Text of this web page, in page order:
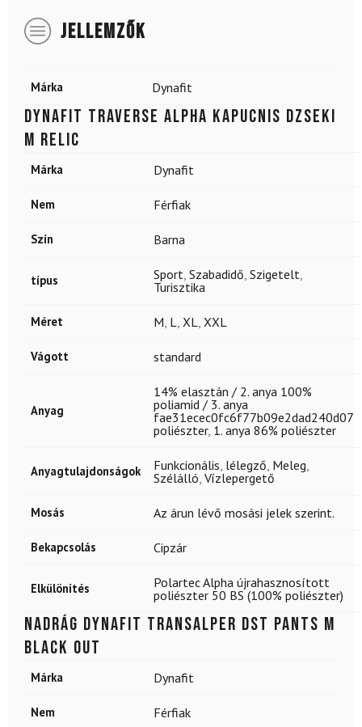
JELLEMZŐK
Márka Dynafit
DYNAFIT Traverse Alpha kapucnis dzseki
M Relic
Márka Dynafit
Nem Férfiak
Szín Barna
típus Sport, Szabadidő, Szigetelt,
Turisztika
Méret M, L, XL, XXL
Vágott standard
Anyag
14% elasztán / 2. anya 100%
poliamid / 3. anya
fae31ecec0fc6f77b09e2dad240d07
poliészter, 1. anya 86% poliészter
Anyagtulajdonságok Funkcionális, lélegző, Meleg,
Szélálló, Vízlepergető
Mosás Az árun lévő mosási jelek szerint.
Bekapcsolás Cipzár
Elkülönítés
Polartec Alpha újrahasznosított
poliészter 50 BS (100% poliészter)
Nadrág DYNAFIT Transalper Dst Pants M
Black Out
Márka Dynafit
Nem Férfiak